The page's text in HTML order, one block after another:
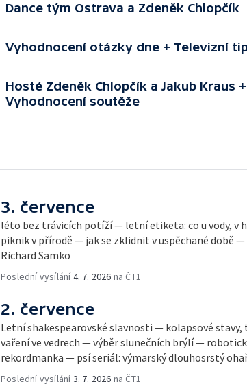
Dance tým Ostrava a Zdeněk Chlopčík
Vyhodnocení otázky dne + Televizní
Hosté Zdeněk Chlopčík a Jakub Kraus +
Vyhodnocení soutěže
3. července
léto bez trávicích potíží — letní etiketa: co u vody, v
piknik v přírodě — jak se zklidnit v uspěchané době
Richard Samko
Poslední vysílání4. 7. 2026 na ČT1
2. července
Letní shakespearovské slavnosti — kolapsové
vaření ve vedrech — výběr slunečních brýlí —
rekordmanka — psí seriál: výmarský dlouhosrstý
Poslední vysílání3. 7. 2026 na ČT1